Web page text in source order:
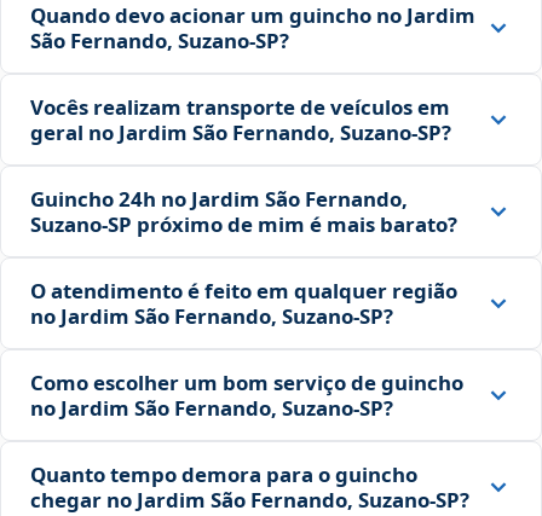
Quando devo acionar um guincho no Jardim
São Fernando, Suzano‑SP?
Vocês realizam transporte de veículos em
geral no Jardim São Fernando, Suzano‑SP?
Guincho 24h no Jardim São Fernando,
Suzano‑SP próximo de mim é mais barato?
O atendimento é feito em qualquer região
no Jardim São Fernando, Suzano‑SP?
Como escolher um bom serviço de guincho
no Jardim São Fernando, Suzano‑SP?
Quanto tempo demora para o guincho
chegar no Jardim São Fernando, Suzano‑SP?